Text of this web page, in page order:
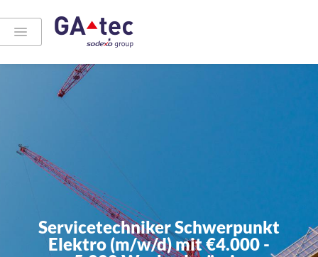
Servicetechniker Schwerpunkt
Elektro (m/w/d) mit €4.000 -